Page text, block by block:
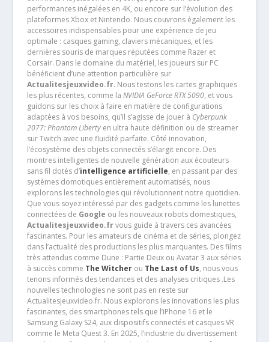
performances inégalées en 4K, ou encore sur l’évolution des
plateformes Xbox et Nintendo. Nous couvrons également les
accessoires indispensables pour une expérience de jeu
optimale : casques gaming, claviers mécaniques, et les
dernières souris de marques réputées comme Razer et
Corsair. Dans le domaine du matériel, les joueurs sur PC
bénéficient d’une attention particulière sur
Actualitesjeuxvideo.fr. Nous testons les cartes graphiques
les plus récentes, comme la NVIDIA GeForce RTX 5090, et vous
guidons sur les choix à faire en matière de configurations
adaptées à vos besoins, qu’il s’agisse de jouer à Cyberpunk
2077: Phantom Libertyen ultra haute définition ou de streamer
sur Twitch avec une fluidité parfaite. Côté innovation,
l’écosystème des objets connectés s’élargit encore. Des
montres intelligentes de nouvelle génération aux écouteurs
sans fil dotés d’intelligence artificielle, en passant par des
systèmes domotiques entièrement automatisés, nous
explorons les technologies qui révolutionnent notre quotidien.
Que vous soyez intéressé par des gadgets comme les lunettes
connectées de Google ou les nouveaux robots domestiques,
Actualitesjeuxvideo.frvous guide à travers ces avancées
fascinantes. Pour les amateurs de cinéma et de séries, plongez
dans l’actualité des productions les plus marquantes. Des films
très attendus comme Dune : Partie Deux ou Avatar 3 aux séries
à succès comme The Witcherou The Last of Us, nous vous
tenons informés des tendances et des analyses critiques .Les
nouvelles technologies ne sont pas en reste sur
Actualitesjeuxvideo.fr. Nous explorons les innovations les plus
fascinantes, des smartphones tels que l’iPhone 16 et le
Samsung Galaxy S24, aux dispositifs connectés et casques VR
comme le Meta Quest 3. En 2025, l’industrie du divertissement